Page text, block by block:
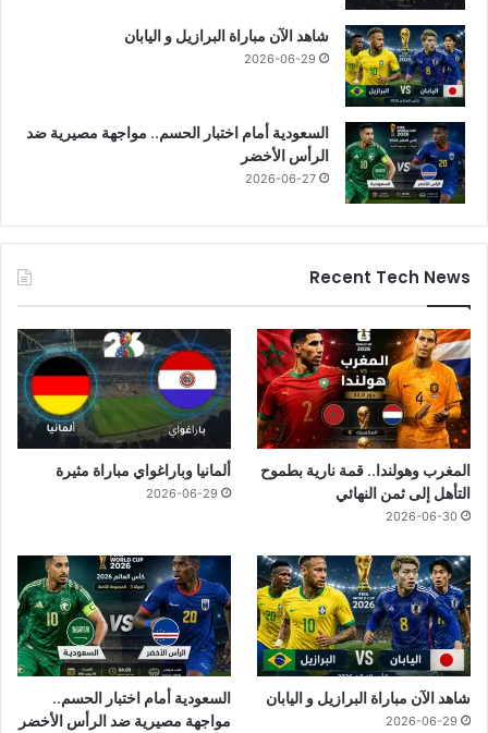
شاهد الآن مباراة البرازيل و اليابان
2026-06-29
السعودية أمام اختبار الحسم.. مواجهة مصيرية ضد
الرأس الأخضر
2026-06-27
Recent Tech News
المغرب وهولندا.. قمة نارية بطموح
التأهل إلى ثمن النهائي
2026-06-30
ألمانيا وباراغواي مباراة مثيرة
2026-06-29
شاهد الآن مباراة البرازيل و اليابان
2026-06-29
السعودية أمام اختبار الحسم..
مواجهة مصيرية ضد الرأس الأخضر